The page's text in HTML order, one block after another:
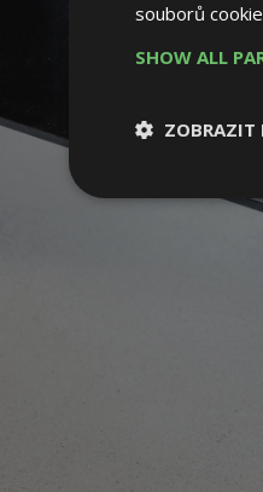
souborů
SHOW ALL
ZOBRAZIT
Nezbytně
Nezbytně nutné
Webové stránky